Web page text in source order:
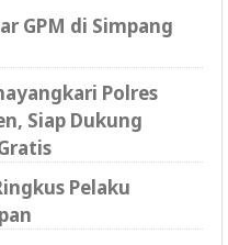
GPM di Simpang
Polres
Siap Dukung
Pelaku